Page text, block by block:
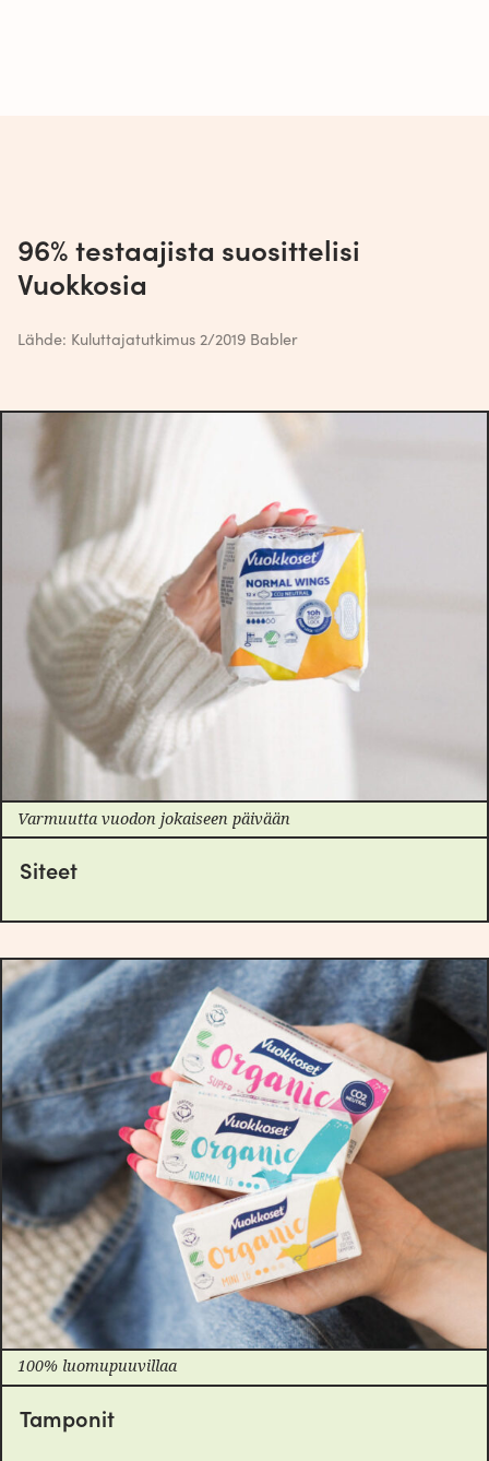
96% testaajista suosittelisi
Vuokkosia
Lähde: Kuluttajatutkimus 2/2019 Babler
Varmuutta vuodon jokaiseen päivään
Siteet
100% luomupuuvillaa
Tamponit